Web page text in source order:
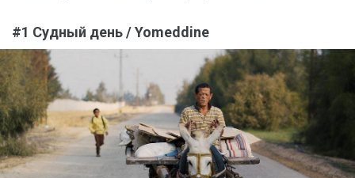
#1 Судный день / Yomeddine